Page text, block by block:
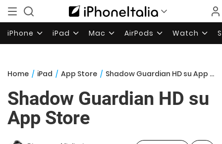
iPhone iPad Mac AirPods Watch
Home / iPad / App Store / Shadow Guardian HD su App Store
Shadow Guardian HD su
App Store